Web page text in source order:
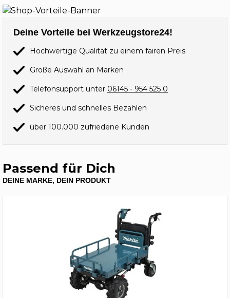
Deine Vorteile bei Werkzeugstore24!
Hochwertige Qualität zu einem fairen Preis
Große Auswahl an Marken
Telefonsupport unter 06145 - 954 525 0
Sicheres und schnelles Bezahlen
über 100.000 zufriedene Kunden
Passend für Dich
DEINE MARKE, DEIN PRODUKT